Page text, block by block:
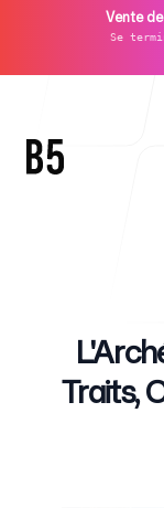
Vente
Se
Pour
Traits,